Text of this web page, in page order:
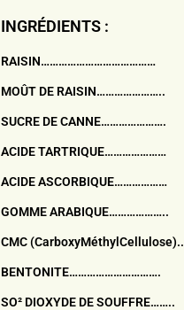
INGRÉDIENTS :
RAISIN…………………………………
MOÛT DE RAISIN…………………..
SUCRE DE CANNE………………….
ACIDE TARTRIQUE…………………
ACIDE ASCORBIQUE………………
GOMME ARABIQUE………………..
CMC (CarboxyMéthylCellulose)..
BENTONITE………………………….
SO² DIOXYDE DE SOUFFRE……..